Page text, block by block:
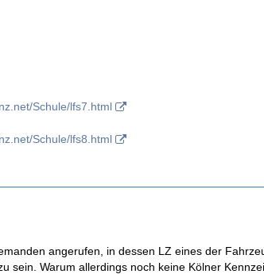
Schule/lfs7.html
Schule/lfs8.html
angerufen, in dessen LZ eines der
sein. Warum allerdings noch keine Kölner